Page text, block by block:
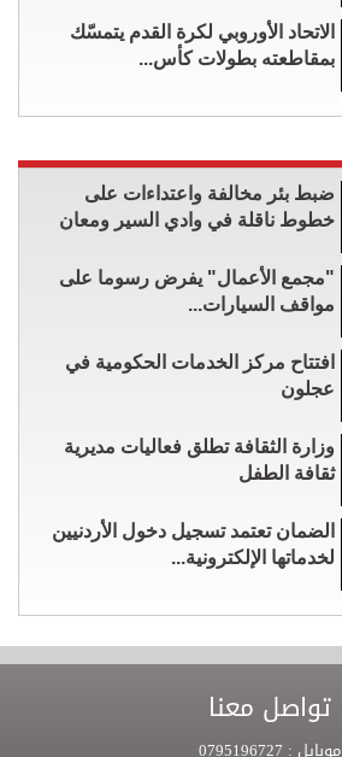
الاتحاد الأوروبي لكرة القدم يتمسّك
بمقاطعته بطولات كأس...
ضبط بئر مخالفة واعتداءات على
خطوط ناقلة في وادي السير ومعان
"مجمع الأعمال" يفرض رسوما على
مواقف السيارات...
افتتاح مركز الخدمات الحكومية في
عجلون
وزارة الثقافة تطلق فعاليات مديرية
ثقافة الطفل
الضمان تعتمد تسجيل دخول الأردنيين
لخدماتها الإلكترونية...
تواصل معنا
موبايل :